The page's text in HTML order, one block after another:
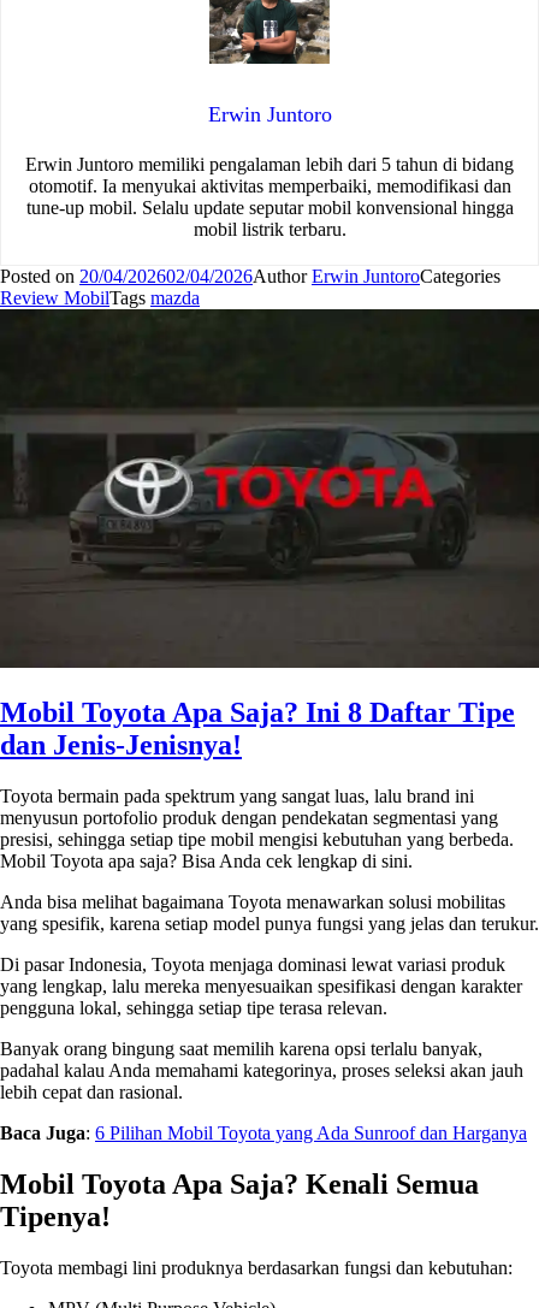
Erwin Juntoro
Erwin Juntoro memiliki pengalaman lebih dari 5 tahun di bidang
otomotif. Ia menyukai aktivitas memperbaiki, memodifikasi dan
tune-up mobil. Selalu update seputar mobil konvensional hingga
mobil listrik terbaru.
Posted on 20/04/202602/04/2026AuthorErwin JuntoroCategories
Review MobilTags mazda
Mobil Toyota Apa Saja? Ini 8 Daftar Tipe
dan Jenis-Jenisnya!
Toyota bermain pada spektrum yang sangat luas, lalu brand ini
menyusun portofolio produk dengan pendekatan segmentasi yang
presisi, sehingga setiap tipe mobil mengisi kebutuhan yang berbeda.
Mobil Toyota apa saja? Bisa Anda cek lengkap di sini.
Anda bisa melihat bagaimana Toyota menawarkan solusi mobilitas
yang spesifik, karena setiap model punya fungsi yang jelas dan terukur.
Di pasar Indonesia, Toyota menjaga dominasi lewat variasi produk
yang lengkap, lalu mereka menyesuaikan spesifikasi dengan karakter
pengguna lokal, sehingga setiap tipe terasa relevan.
Banyak orang bingung saat memilih karena opsi terlalu banyak,
padahal kalau Anda memahami kategorinya, proses seleksi akan jauh
lebih cepat dan rasional.
Baca Juga: 6 Pilihan Mobil Toyota yang Ada Sunroof dan Harganya
Mobil Toyota Apa Saja? Kenali Semua
Tipenya!
Toyota membagi lini produknya berdasarkan fungsi dan kebutuhan: